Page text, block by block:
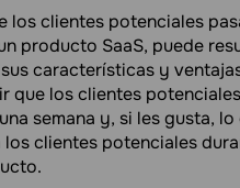
los clientes potenciales
producto SaaS, puede
características y
que los clientes
semana y, si les gusta,
clientes potenciales